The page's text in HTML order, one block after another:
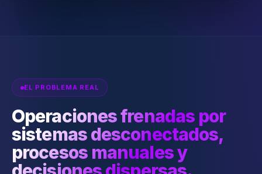
EL PROBLEMA REAL
Operaciones frenadas por
sistemas desconectados,
procesos manuales y